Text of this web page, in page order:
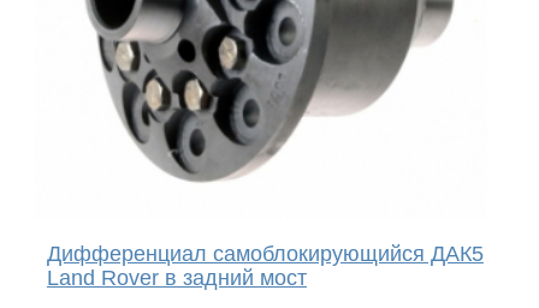
Дифференциал самоблокирующийся ДАК5
Land Rover в задний мост